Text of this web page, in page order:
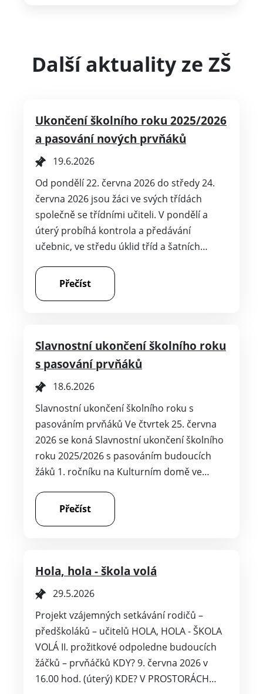
Další aktuality ze ZŠ
Ukončení školního roku 2025/2026
a pasování nových prvňáků
19.6.2026
Od pondělí 22. června 2026 do středy 24.
června 2026 jsou žáci ve svých třídách
společně se třídními učiteli. V pondělí a
úterý probíhá kontrola a předávání
učebnic, ve středu úklid tříd a šatních…
Přečíst
Slavnostní ukončení školního roku
s pasování prvňáků
18.6.2026
Slavnostní ukončení školního roku s
pasováním prvňáků Ve čtvrtek 25. června
2026 se koná Slavnostní ukončení školního
roku 2025/2026 s pasováním budoucích
žáků 1. ročníku na Kulturním domě ve…
Přečíst
Hola, hola - škola volá
29.5.2026
Projekt vzájemných setkávání rodičů –
předškoláků – učitelů HOLA, HOLA - ŠKOLA
VOLÁ II. prožitkové odpoledne budoucích
žáčků – prvňáčků KDY? 9. června 2026 v
16.00 hod. (úterý) KDE? V PROSTORÁCH…